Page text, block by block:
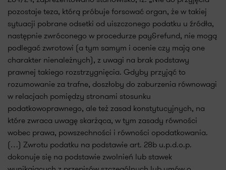
pozostaje teza, którą próbuje forsować organ, że w takiej
sytuacji pobrane odsetki od uiszczonego podatku u źródła,
następnie zwróconego w procedurze pay&refund, nie mogą
podlegać zwrotowi (a tym samym i ocenie czy mają one
charakter nienależnych), z uwagi na brak podstawy
prawnej takiego rozstrzygnięcia. Gdyby przyjąć to
rozumowanie za trafne, doszłoby do zaburzenia równowagi
w relacjach pomiędzy stronami stosunku
podatkowoprawnego, ale też zasad konstytucyjnych, na
które zwraca uwagę skarżąca, w tym zasady równości
wobec prawa, powszechności i równości opodatkowania.
(…) Zwrotu podatku na podstawie art. 28b u.p.d.o.p.
dokonuje się na podstawie zwolnień lub stawek